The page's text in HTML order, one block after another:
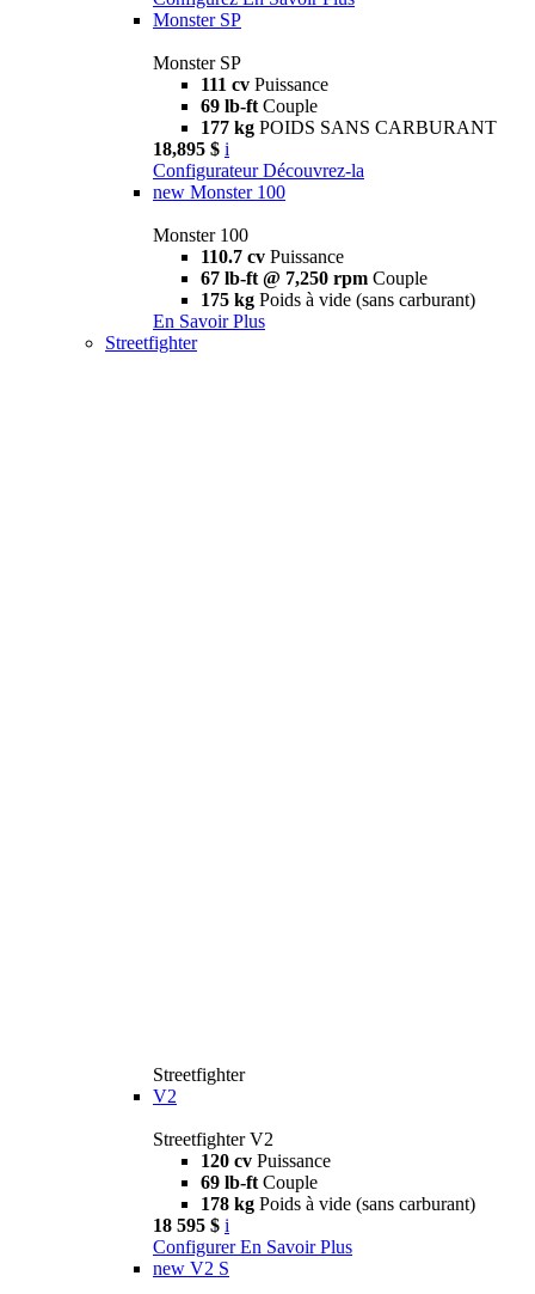
Monster SP
Monster SP
111 cv Puissance
69 lb-ft Couple
177 kg POIDS SANS CARBURANT
18,895 $ i
Configurateur Découvrez-la
new Monster 100
Monster 100
110.7 cv Puissance
67 lb-ft @ 7,250 rpm Couple
175 kg Poids à vide (sans carburant)
En Savoir Plus
Streetfighter
Streetfighter
V2
Streetfighter V2
120 cv Puissance
69 lb-ft Couple
178 kg Poids à vide (sans carburant)
18 595 $ i
Configurer En Savoir Plus
new V2 S